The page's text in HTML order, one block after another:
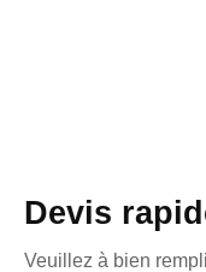
Devis
Veuillez à bien